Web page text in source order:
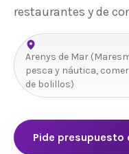
restaurantes y de
Arenys de Mar (
pesca y náutica,
de bolillos)
Pide presupuesto